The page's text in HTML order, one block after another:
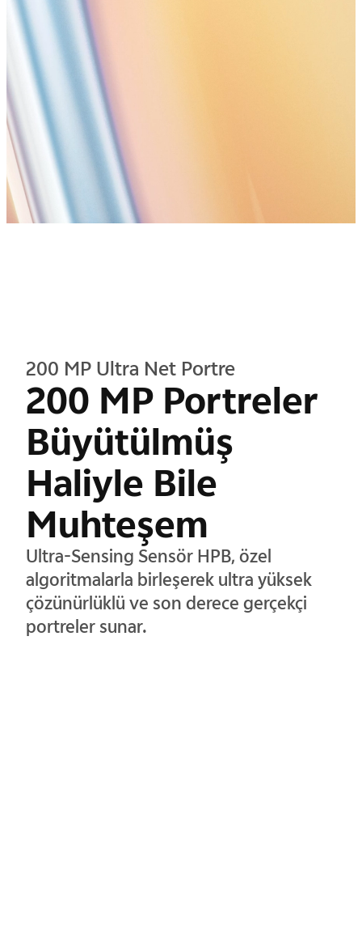
200 MP Ultra Net Portre
200 MP Portreler
Büyütülmüş
Haliyle Bile
Muhteşem
Ultra-Sensing Sensör HPB, özel
algoritmalarla birleşerek ultra yüksek
çözünürlüklü ve son derece gerçekçi
portreler sunar.